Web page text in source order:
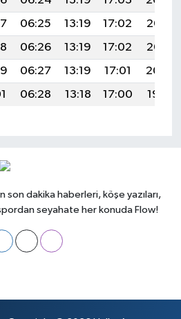
06:25 13:19 17:02
20:03
06:26 13:19 17:02
20:02
06:27 13:19 17:01
20:00
06:28 13:18 17:00 19:59
son dakika haberleri, köşe yazıları,
seyahate her konuda Flow!